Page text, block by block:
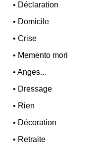
• Déclaration
• Domicile
•Crise
• Memento mori
•Anges...
• Dressage
• Rien
• Décoration
• Retraite